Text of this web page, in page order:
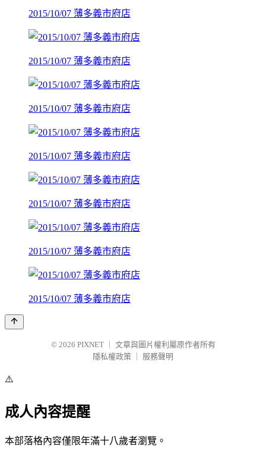
2015/10/07 薄多義市府店
2015/10/07 薄多義市府店
2015/10/07 薄多義市府店
2015/10/07 薄多義市府店
2015/10/07 薄多義市府店
2015/10/07 薄多義市府店
2015/10/07 薄多義市府店
© 2026 PIXNET
文章與圖片權利屬原作者所有
隱私權政策
服務聲明
⚠️
成人內容提醒
本部落格內容僅限年滿十八歲者瀏覽。